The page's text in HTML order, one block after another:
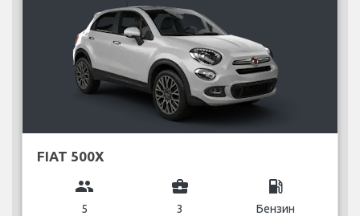
FIAT 500X
group
5
business_center
3
local_gas_station
Бензин